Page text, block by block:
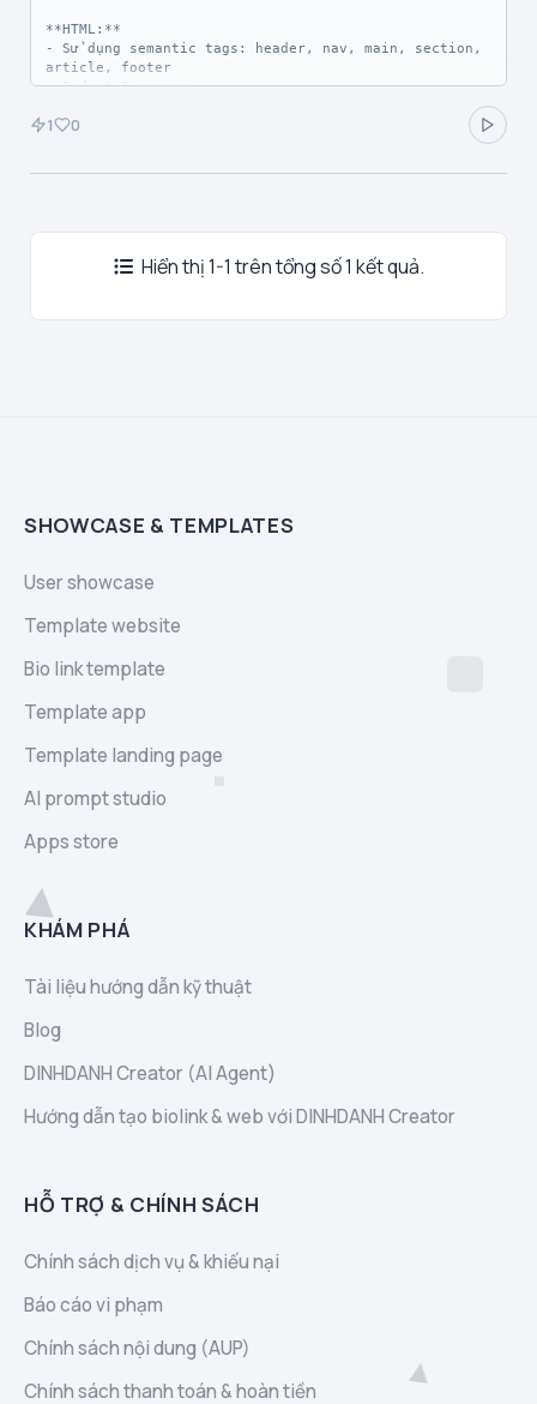
**HTML:**
- Sử dụng semantic tags: header, nav, main, section,
article, footer
- Indent 2 spaces
src/href, alt/title
- Flexbox/Grid cho layout
- Tránh !important
1 0
Hiển thị 1-1 trên tổng số 1 kết quả.
SHOWCASE & TEMPLATES
User showcase
Template website
Bio link template
Template app
Template landing page
AI prompt studio
Apps store
KHÁM PHÁ
Tài liệu hướng dẫn kỹ thuật
Blog
DINHDANH Creator (AI Agent)
Hướng dẫn tạo biolink & web với DINHDANH Creator
HỖ TRỢ & CHÍNH SÁCH
Chính sách dịch vụ & khiếu nại
Báo cáo vi phạm
Chính sách nội dung (AUP)
Chính sách thanh toán & hoàn tiền